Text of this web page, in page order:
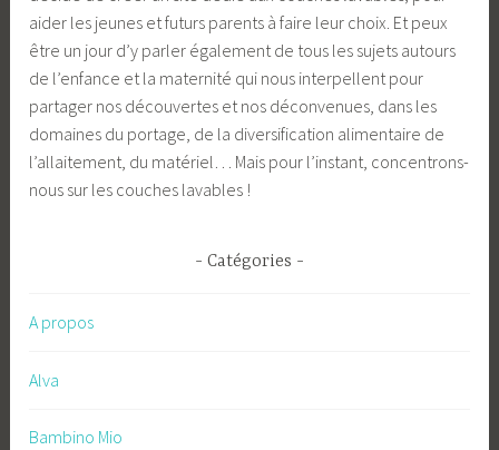
aider les jeunes et futurs parents à faire leur choix. Et peux
être un jour d’y parler également de tous les sujets autours
de l’enfance et la maternité qui nous interpellent pour
partager nos découvertes et nos déconvenues, dans les
domaines du portage, de la diversification alimentaire de
l’allaitement, du matériel… Mais pour l’instant, concentrons-
nous sur les couches lavables !
Catégories
A propos
Alva
Bambino Mio